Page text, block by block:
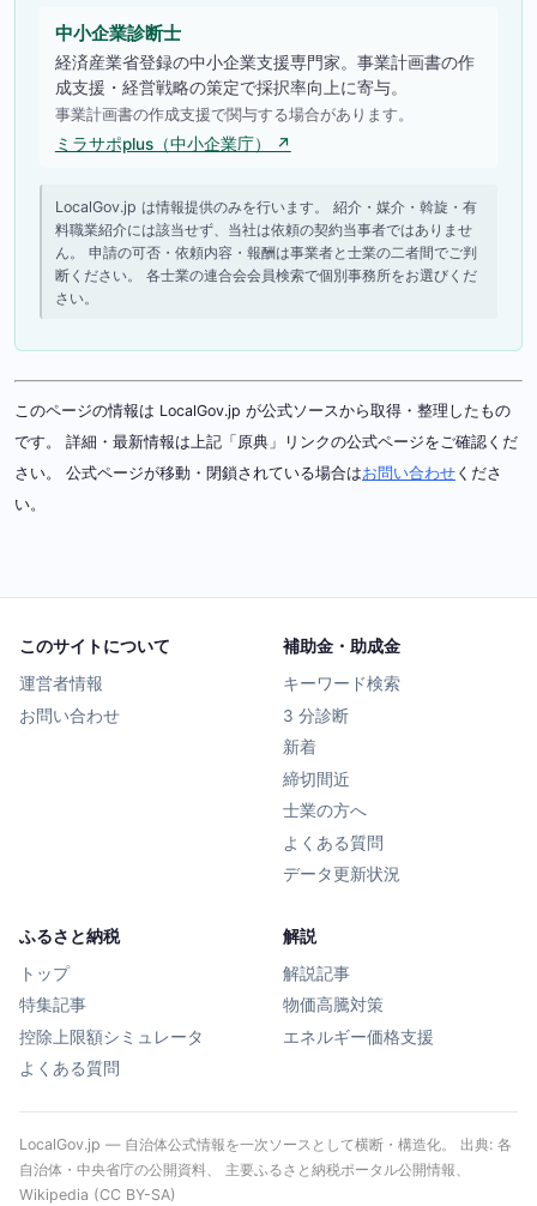
中小企業診断士
経済産業省登録の中小企業支援専門家。事業計画書の作
成支援・経営戦略の策定で採択率向上に寄与。
事業計画書の作成支援で関与する場合があります。
ミラサポplus（中小企業庁） ↗
LocalGov.jp は情報提供のみを行います。 紹介・媒介・斡旋・有
料職業紹介には該当せず、当社は依頼の契約当事者ではありませ
ん。 申請の可否・依頼内容・報酬は事業者と士業の二者間でご判
断ください。 各士業の連合会会員検索で個別事務所をお選びくだ
さい。
このページの情報は LocalGov.jp が公式ソースから取得・整理したもの
です。 詳細・最新情報は上記「原典」リンクの公式ページをご確認くだ
さい。 公式ページが移動・閉鎖されている場合はお問い合わせ くださ
い。
このサイトについて
運営者情報
お問い合わせ
補助金・助成金
キーワード検索
3 分診断
新着
締切間近
士業の方へ
よくある質問
データ更新状況
ふるさと納税
トップ
特集記事
控除上限額シミュレータ
よくある質問
解説
解説記事
物価高騰対策
エネルギー価格支援
LocalGov.jp — 自治体公式情報を一次ソースとして横断・構造化。 出典: 各
自治体・中央省庁の公開資料、 主要ふるさと納税ポータル公開情報、
Wikipedia (CC BY-SA)